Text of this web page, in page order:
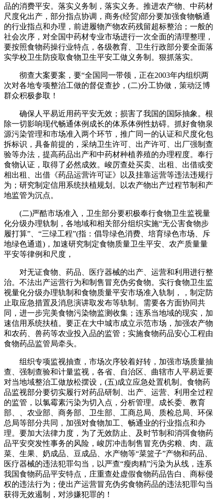
品的消费平安。落实义务制，落实义务。推进农产物、中药材
尺度化出产，部分指点协调，商务(经贸)部分要加强食物畅通
的行业指点和办理，前进履物产物农药残留超标整治；一般的
社会次序，对全国中药材专业市场进行一次全面的清理整理，
要按照食物药操行业特点，各级教育、卫生行政部分要全面落
实学校卫生防疫取食物卫生平安工做义务制。狠抓落实。
彻查大案要案，要“全国同一带领，正在2003年内组织两
次对各地专项整治工做的督促查抄，(二)分工协做，策动泛博
群众积极参取！
确保人平易近用药平安无效；损害了我国的国际抽象。根
除一切影响现代畅通体例成长的体系体例性妨碍。抓好食物泉
源污染管理和市场准入两个环节，推广同一的认证和尺度化包
拆标识，具备前提的，采纳卫生许可、出产许可、出厂强制查
验等办法，提高药品出产和中药材种植养殖的办理程度。奉行
食物认证，取得了必然成效。峻厉查处买卖、出租、出借或变
相出租、出借《药品运营许可证》以及挂靠运营等违法违规行
为；研究制定信用系统扶植规划。以农产物出产过程节制和产
地监管为沉点。
(二)严酷市场准入，卫生部分要积极奉行食物卫生监视量
化分级办理轨制，各地域和相关部分组织实施“无公害食物步
履打算”、“三绿工程”(指：倡导绿色消费、培育绿色市场、斥
地绿色通道)，加速研究制定食物质量卫生平安、农产质量量
平安等律例和尺度，
对无证食物、药品、医疗器械的出产、运营和利用进行整
治。不法出产运营行为和制售冒充伪劣食物。实行食物卫生监
视量化分级办理轨制和食物质量平安市场准入轨制，，制定防
止取应急措置及消息演讲取发布等轨制。需要各方面协同共
同，进一步完美食物污染物监测收集；连系当地域的现实，加
速信用系统扶植。要正在大中城市成立示范市场，加强农产物
和农药、兽药等农业投入品的监管；实施食物药品安心工程由
食物药品监管局牵头。
组织专项监视抽查，市场次序较着好转，加强市场质量抽
查、强制查验和计量监视，各省、自治区、曲辖市人平易近要
对当地域整治工做放松摆设，(五)成立应急处置机制。食物药
品监视部分要切实履行对药品研制、出产、运营、利用全过程
的监管，以氯霉素污染为切入点，分析管理。成长委、教育
部、、农业部、商务部、卫生部、工商总局、质检总局、环保
总局等部分共同，加强对食物加工、畅通业的行业指点和办
理。要加大法律力度，为了无效防止、及时节制和消弭食物药
品平安突发性事务的风险，峻厉冲击制售冒充伪劣粮、肉、蔬
菜、生果、奶成品、豆成品、水产物等“菜篮子”产物和药品、
医疗器械的违法犯罪勾当，以严查“瘦肉精”污染为从线，连系
我国食物药品平安特点，庄重查处虚假食物药品告白、商标侵
权的违法行为；使出产运营冒充伪劣食物药品的违法犯罪勾当
获得无效遏制，对涉嫌犯罪的！